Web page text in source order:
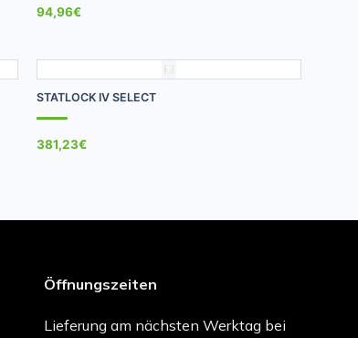
94,96€
STATLOCK IV SELECT
381,23€
Öffnungszeiten
Lieferung am nächsten Werktag bei